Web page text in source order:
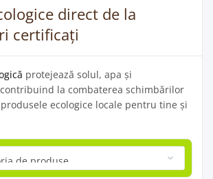
direct de la
certificați
protejează solul, apa și
la combaterea schimbărilor
ecologice locale pentru tine și